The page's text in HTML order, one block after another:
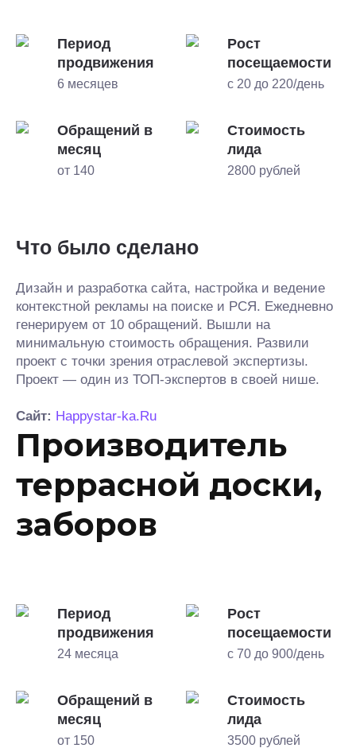
Период
продвижения
6 месяцев
Рост
посещаемости
с 20 до 220/день
Обращений в
месяц
от 140
Стоимость
лида
2800 рублей
Что было сделано
Дизайн и разработка сайта, настройка и ведение
контекстной рекламы на поиске и РСЯ. Ежедневно
генерируем от 10 обращений. Вышли на
минимальную стоимость обращения. Развили
проект с точки зрения отраслевой экспертизы.
Проект — один из ТОП-экспертов в своей нише.
Сайт: Happystar-ka.Ru
Производитель
террасной доски,
заборов
Период
продвижения
24 месяца
Рост
посещаемости
с 70 до 900/день
Обращений в
месяц
от 150
Стоимость
лида
3500 рублей